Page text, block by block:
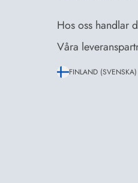
Hos oss handlar
Våra
FINLAND (SVENSKA)